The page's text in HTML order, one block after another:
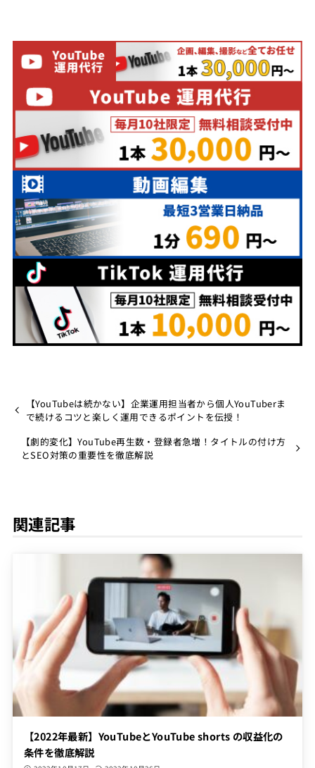
【YouTubeは続かない】企業運用担当者から個人YouTuberま
で続けるコツと楽しく運用できるポイントを伝授！
【劇的変化】YouTube再生数・登録者急増！タイトルの付け方
とSEO対策の重要性を徹底解説
関連記事
【2022年最新】YouTubeとYouTube shorts の収益化の
条件を徹底解説